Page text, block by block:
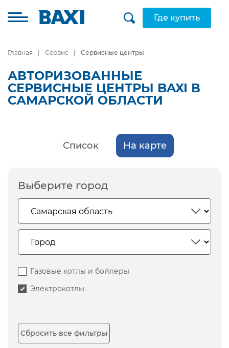
Где купить
Главная Сервис Сервисные центры
АВТОРИЗОВАННЫЕ
СЕРВИСНЫЕ ЦЕНТРЫ BAXI В
САМАРСКОЙ ОБЛАСТИ
Список На карте
Выберите город
Газовые котлы и бойлеры
Электрокотлы
Сбросить все фильтры